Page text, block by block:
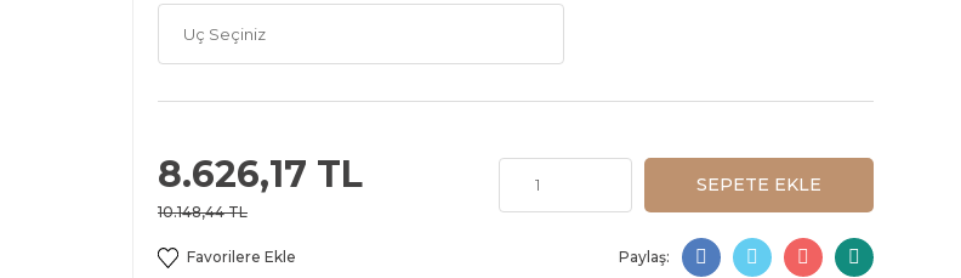
8.626,17 TL
10.148,44 TL
SEPETE EKLE
Paylaş: